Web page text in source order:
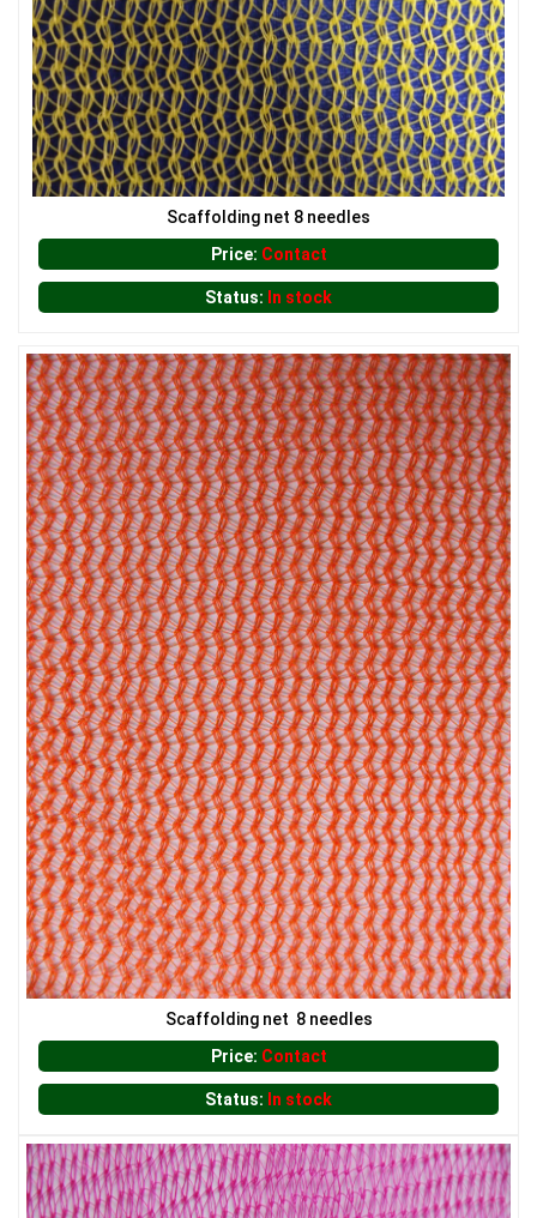
LƯỚI HÀNG RÀO HÌNH VUÔNG
LƯỚI CHE NẮNG
LƯỚI HÀNG RÀO HÌNH CHỮ NHẬT
LƯỚI CHE NẮNG
LƯỚI CHẮN ĐỘNG VẬT
LƯỚI XÂY DỰNG
Scaffolding net 8 needles
Price: Contact
Status: In stock
Scaffolding net 8 needles
Price: Contact
Status: In stock